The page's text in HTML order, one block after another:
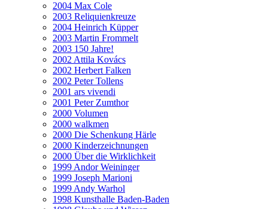
2004 Max Cole
2003 Reliquienkreuze
2004 Heinrich Küpper
2003 Martin Frommelt
2003 150 Jahre!
2002 Attila Kovács
2002 Herbert Falken
2002 Peter Tollens
2001 ars vivendi
2001 Peter Zumthor
2000 Volumen
2000 walkmen
2000 Die Schenkung Härle
2000 Kinderzeichnungen
2000 Über die Wirklichkeit
1999 Andor Weininger
1999 Joseph Marioni
1999 Andy Warhol
1998 Kunsthalle Baden-Baden